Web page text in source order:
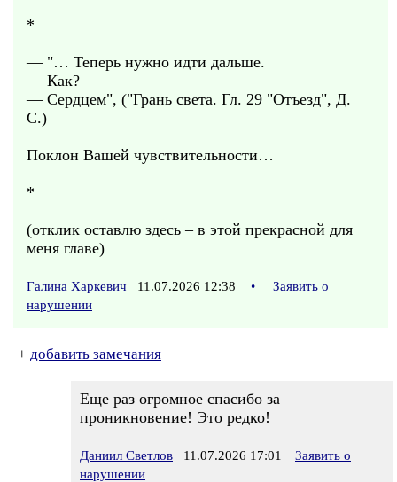
*
— "… Теперь нужно идти дальше.
— Как?
— Сердцем", ("Грань света. Гл. 29 "Отъезд", Д.
С.)
Поклон Вашей чувствительности…
*
(отклик оставлю здесь – в этой прекрасной для
меня главе)
Галина Харкевич 11.07.2026 12:38 •
Заявить о
нарушении
+ добавить замечания
Еще раз огромное спасибо за
проникновение! Это редко!
Даниил Светлов 11.07.2026 17:01
Заявить о
нарушении